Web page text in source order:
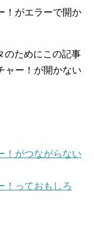
！がエラーで開か
のためにこの記事
ャー！が開かない
！がつながらない
！っておもしろ